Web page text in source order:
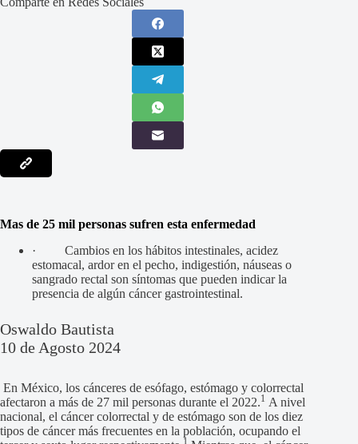
Mas de 25 mil personas sufren esta enfermedad
· Cambios en los hábitos intestinales, acidez
estomacal, ardor en el pecho, indigestión, náuseas o
sangrado rectal son síntomas que pueden indicar la
presencia de algún cáncer gastrointestinal.
Oswaldo Bautista
10 de Agosto 2024
En México, los cánceres de esófago, estómago y colorrectal
afectaron a más de 27 mil personas durante el 2022.1 A nivel
nacional, el cáncer colorrectal y de estómago son de los diez
tipos de cáncer más frecuentes en la población, ocupando el
1